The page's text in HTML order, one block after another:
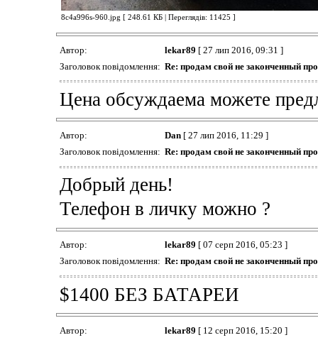
8c4a996s-960.jpg [ 248.61 КБ | Переглядів: 11425 ]
Автор: lekar89 [ 27 лип 2016, 09:31 ]
Заголовок повідомлення: Re: продам свой не законченный
Цена обсуждаема можете
Автор: Dan[ 27 лип 2016, 11:29 ]
Заголовок повідомлення: Re: продам свой не законченный
Добрый день!
Телефон в личку можно ?
Автор: lekar89 [ 07 серп 2016, 05:23 ]
Заголовок повідомлення: Re: продам свой не законченный
$1400 БЕЗ БАТАРЕИ
Автор: lekar89 [ 12 серп 2016, 15:20 ]